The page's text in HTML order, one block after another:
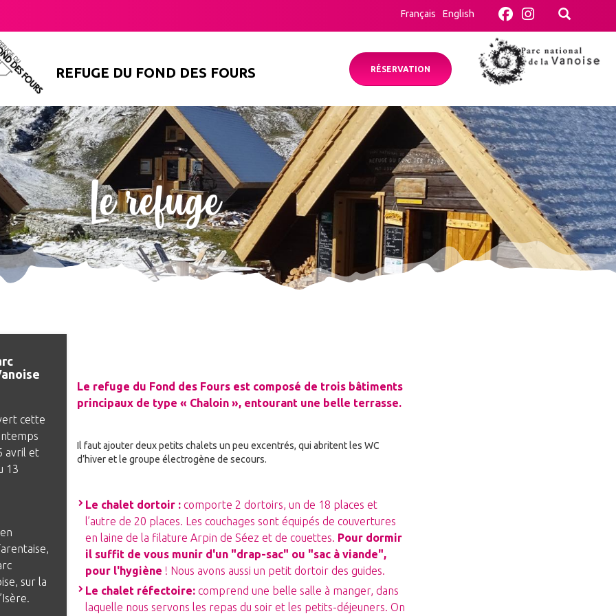
Français English
REFUGE DU FOND DES FOURS RÉSERVATION
Le refuge
cette
avril et
13
sur la
Le refuge du Fond des Fours est composé de trois bâtiments
principaux de type « Chaloin », entourant une belle terrasse.
Il faut ajouter deux petits chalets un peu excentrés, qui abritent les WC
d’hiver et le groupe électrogène de secours.
Le chalet dortoir :comporte 2 dortoirs, un de 18 places et
l’autre de 20 places. Les couchages sont équipés de couvertures
en laine de la filature Arpin de Séez et de couettes. Pour dormir
il suffit de vous munir d'un "drap-sac" ou "sac à viande",
pour l'hygiène ! Nous avons aussi un petit dortoir des guides.
Le chalet réfectoire:comprend une belle salle à manger, dans
laquelle nous servons les repas du soir et les petits-déjeuners. On